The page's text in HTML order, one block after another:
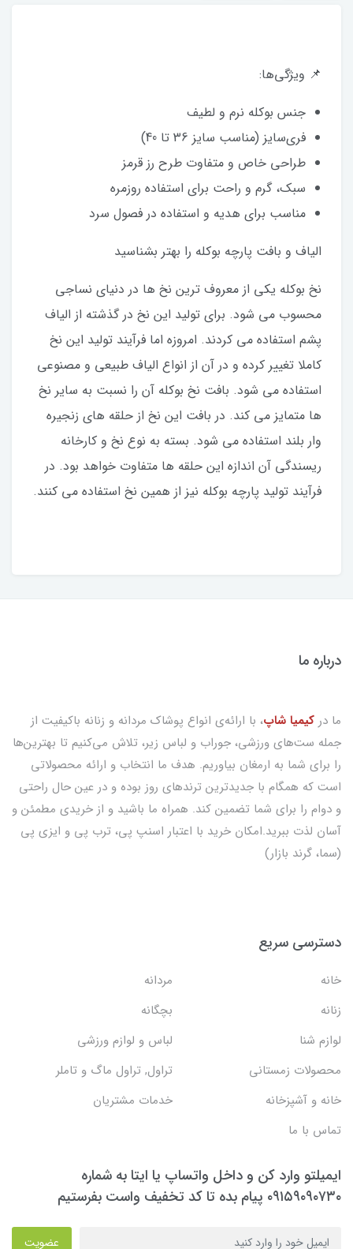
📌 ویژگی‌ها:
جنس بوکله نرم و لطیف
فری‌سایز (مناسب سایز 36 تا 40)
طراحی خاص و متفاوت طرح رز قرمز
سبک، گرم و راحت برای استفاده روزمره
مناسب برای هدیه و استفاده در فصول سرد
الیاف و بافت پارچه بوکله را بهتر بشناسید
نخ بوکله یکی از معروف ترین نخ ها در دنیای نساجی
محسوب می شود. برای تولید این نخ در گذشته از الیاف
پشم استفاده می کردند. امروزه اما فرآیند تولید این نخ
کاملا تغییر کرده و در آن از انواع الیاف طبیعی و مصنوعی
استفاده می شود. بافت نخ بوکله آن را نسبت به سایر نخ
ها متمایز می کند. در بافت این نخ از حلقه های زنجیره
وار بلند استفاده می شود. بسته به نوع نخ و کارخانه
ریسندگی آن اندازه این حلقه ها متفاوت خواهد بود. در
فرآیند تولید پارچه بوکله نیز از همین نخ استفاده می کنند.
درباره ما
ما در کیمیا شاپ، با ارائه‌ی انواع پوشاک مردانه و زنانه باکیفیت از
جمله ست‌های ورزشی، جوراب و لباس زیر، تلاش می‌کنیم تا بهترین‌ها
را برای شما به ارمغان بیاوریم. هدف ما انتخاب و ارائه محصولاتی
است که همگام با جدیدترین ترندهای روز بوده و در عین حال راحتی
و دوام را برای شما تضمین کند. همراه ما باشید و از خریدی مطمئن و
آسان لذت ببرید.امکان خرید با اعتبار اسنپ پی، ترب پی و ایزی پی
(سما، گرند بازار)
دسترسی سریع
خانه
مردانه
زنانه
بچگانه
لوازم شنا
لباس و لوازم ورزشی
محصولات زمستانی
تراول, تراول ماگ و تاملر
خانه و آشپزخانه
خدمات مشتریان
تماس با ما
ایمیلتو وارد کن و داخل واتساپ یا ایتا به شماره
۰۹۱۵۹۰۹۰۷۳۰ پیام بده تا کد تخفیف واست بفرستیم
عضویت